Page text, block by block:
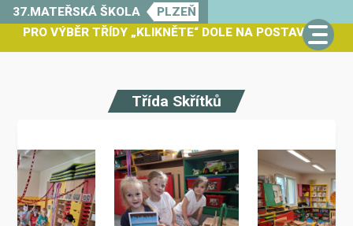
37.MATEŘSKÁ ŠKOLA
PLZEŇ
PRO VÝBĚR TŘÍDY „KLIKNĚTE“ DOLE NA POSTAVIČKU
Třída Skřítků